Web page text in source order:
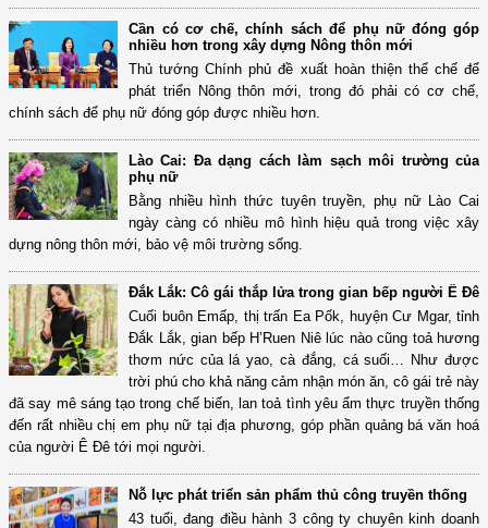
Cần có cơ chế, chính sách để phụ nữ đóng góp
nhiều hơn trong xây dựng Nông thôn mới
Thủ tướng Chính phủ đề xuất hoàn thiện thể chế để
phát triển Nông thôn mới, trong đó phải có cơ chế,
chính sách để phụ nữ đóng góp được nhiều hơn.
Lào Cai: Đa dạng cách làm sạch môi trường của
phụ nữ
Bằng nhiều hình thức tuyên truyền, phụ nữ Lào Cai
ngày càng có nhiều mô hình hiệu quả trong việc xây
dựng nông thôn mới, bảo vệ môi trường sống.
Đắk Lắk: Cô gái thắp lửa trong gian bếp người Ê Đê
Cuối buôn Emấp, thị trấn Ea Pốk, huyện Cư Mgar, tỉnh
Đắk Lắk, gian bếp H’Ruen Niê lúc nào cũng toả hương
thơm nức của lá yao, cà đắng, cá suối… Như được
trời phú cho khả năng cảm nhận món ăn, cô gái trẻ này
đã say mê sáng tạo trong chế biến, lan toả tình yêu ẩm thực truyền thống
đến rất nhiều chị em phụ nữ tại địa phương, góp phần quảng bá văn hoá
của người Ê Đê tới mọi người.
Nỗ lực phát triển sản phẩm thủ công truyền thống
43 tuổi, đang điều hành 3 công ty chuyên kinh doanh